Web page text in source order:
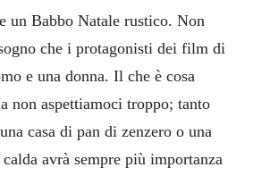
un Babbo Natale rustico. Non
che i protagonisti dei film di
e una donna. Il che è cosa
non aspettiamoci troppo; tanto
casa di pan di zenzero o una
avrà sempre più importanza